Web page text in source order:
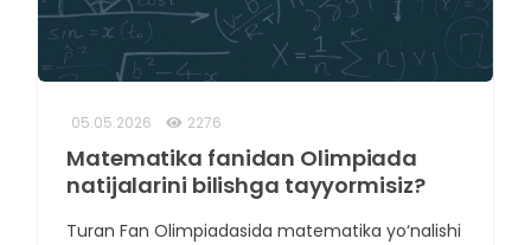
05.05.2026 2276
Matematika fanidan Olimpiada
natijalarini bilishga tayyormisiz?
Turan Fan Olimpiadasida matematika yo‘nalishi